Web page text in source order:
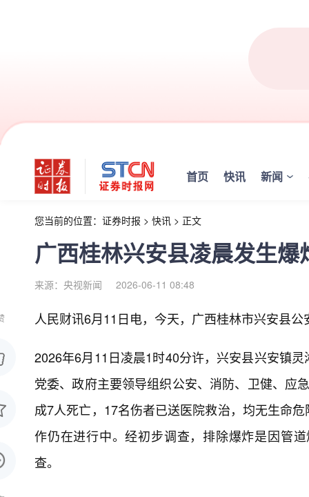
首页 快讯 新闻
您当前的位置： 证券时报 > 快讯 > 正文
广西桂林兴安县凌晨发生
来源：央视新闻 2026-06-11 08:48
人民财讯6月11日电， 今天，广西桂林市兴安县
2026年6月11日凌晨1时40分许，兴安县兴安镇
党委、政府主要领导组织公安、消防、卫健、应
成7人死亡，17名伤者已送医院救治，均无生命
作仍在进行中。经初步调查，排除爆炸是因管
查。